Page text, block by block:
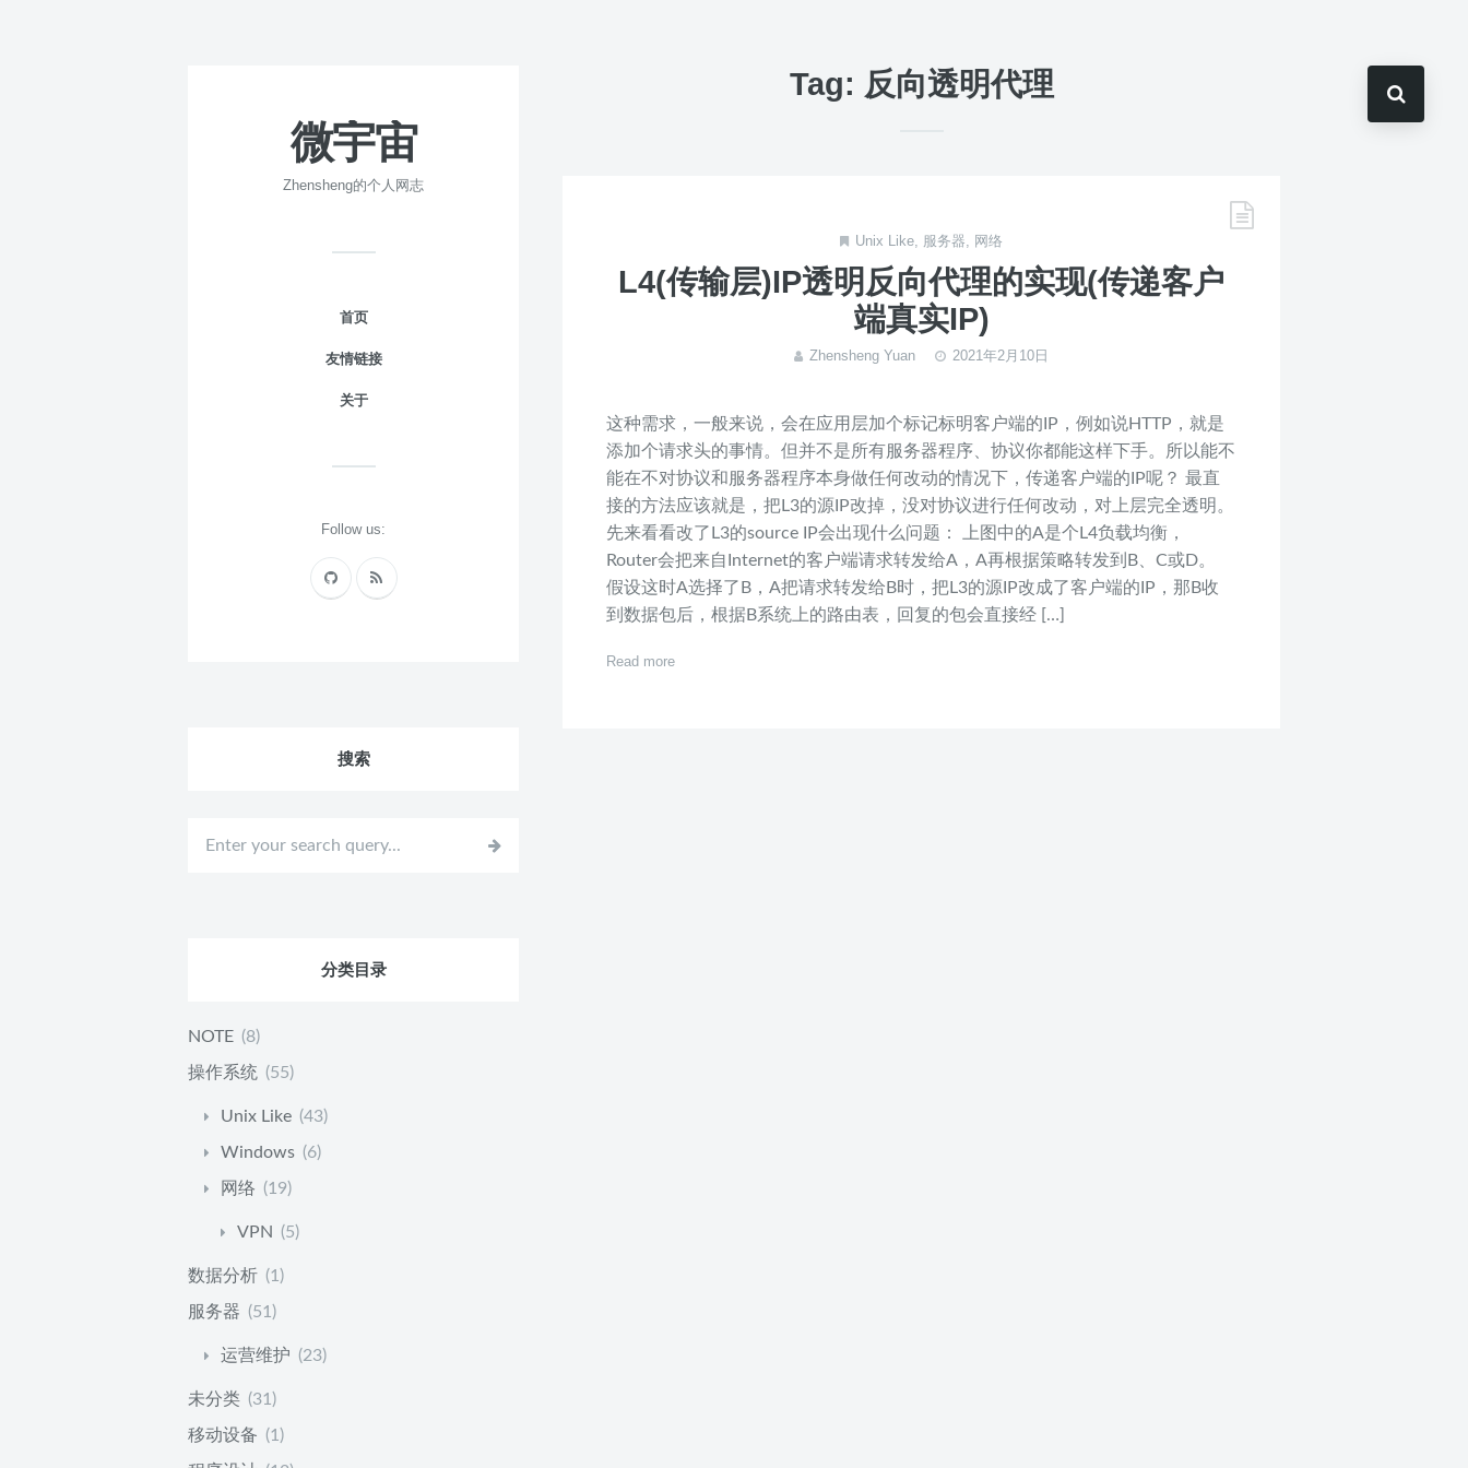
Tag: 反向透明代理
Unix Like, 服务器, 网络
L4(传输层)IP透明反向代理的实现(传递客户
端真实IP)
Zhensheng Yuan 2021年2月10日
这种需求，一般来说，会在应用层加个标记标明客户端的IP，例如说HTTP，就是
添加个请求头的事情。但并不是所有服务器程序、协议你都能这样下手。所以能不
能在不对协议和服务器程序本身做任何改动的情况下，传递客户端的IP呢？ 最直
接的方法应该就是，把L3的源IP改掉，没对协议进行任何改动，对上层完全透明。
先来看看改了L3的source IP会出现什么问题： 上图中的A是个L4负载均衡，
Router会把来自Internet的客户端请求转发给A，A再根据策略转发到B、C或D。
假设这时A选择了B，A把请求转发给B时，把L3的源IP改成了客户端的IP，那B收
到数据包后，根据B系统上的路由表，回复的包会直接经 […]
Read more
微宇宙
Zhensheng的个人网志
首页
友情链接
关于
Follow us:
搜索
分类目录
NOTE (8)
操作系统 (55)
Unix Like (43)
Windows (6)
网络 (19)
VPN (5)
数据分析 (1)
服务器 (51)
运营维护 (23)
未分类 (31)
移动设备 (1)